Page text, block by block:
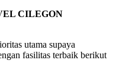
CILEGON
utama supaya
fasilitas terbaik berikut